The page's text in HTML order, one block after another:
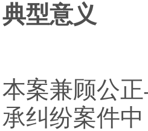
典型意义
本案兼顾公
承纠纷案件